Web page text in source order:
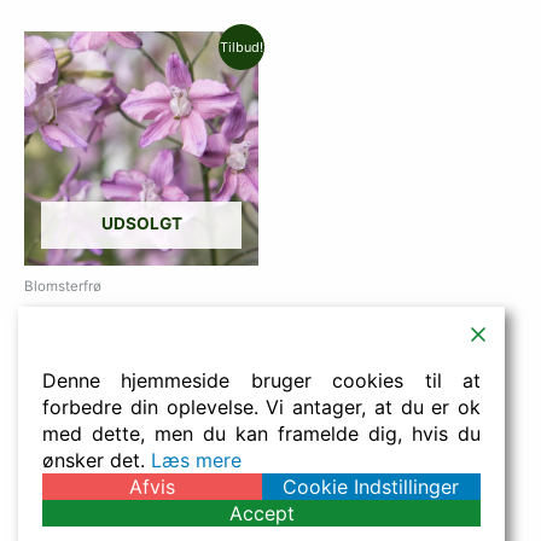
Tilbud!
UDSOLGT
Blomsterfrø
25,00kr.
Den
oprindelige
pris
var:
25,00 kr..
22,50kr.
Den
aktuelle
pris
er:
22,50 kr..
Læs mere
Denne hjemmeside bruger cookies til at
forbedre din oplevelse. Vi antager, at du er ok
med dette, men du kan framelde dig, hvis du
ønsker det. Læs mere
Afvis
Cookie Indstillinger
Accept